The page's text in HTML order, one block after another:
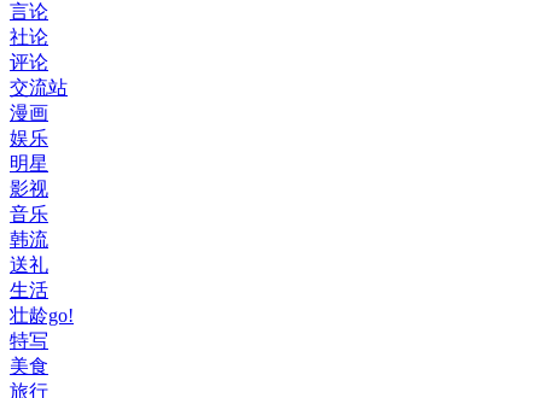
言论
社论
评论
交流站
漫画
娱乐
明星
影视
音乐
韩流
送礼
生活
壮龄go!
特写
美食
旅行